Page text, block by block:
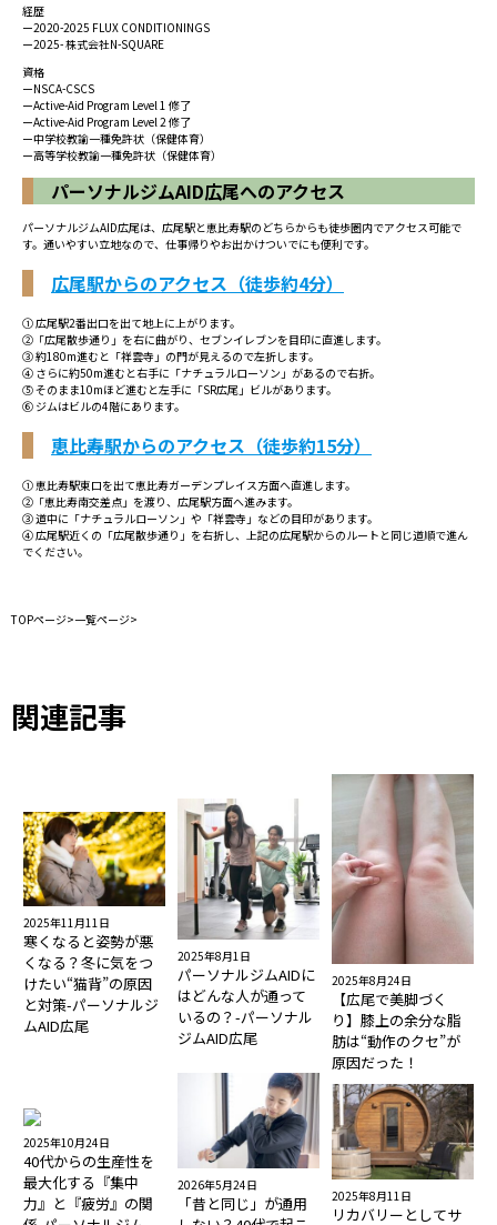
経歴
ー2020-2025 FLUX CONDITIONINGS
ー2025- 株式会社N-SQUARE
資格
ーNSCA-CSCS
ーActive-Aid Program Level 1 修了
ーActive-Aid Program Level 2 修了
ー中学校教諭一種免許状（保健体育）
ー高等学校教諭一種免許状（保健体育）
パーソナルジムAID広尾へのアクセス
パーソナルジムAID広尾は、広尾駅と恵比寿駅のどちらからも徒歩圏内でアクセス可能で
す。通いやすい立地なので、仕事帰りやお出かけついでにも便利です。
広尾駅からのアクセス（徒歩約4分）
① 広尾駅2番出口を出て地上に上がります。
②「広尾散歩通り」を右に曲がり、セブンイレブンを目印に直進します。
③ 約180m進むと「祥雲寺」の門が見えるので左折します。
④ さらに約50m進むと右手に「ナチュラルローソン」があるので右折。
⑤ そのまま10mほど進むと左手に「SR広尾」ビルがあります。
⑥ ジムはビルの4階にあります。
恵比寿駅からのアクセス（徒歩約15分）
① 恵比寿駅東口を出て恵比寿ガーデンプレイス方面へ直進します。
②「恵比寿南交差点」を渡り、広尾駅方面へ進みます。
③ 道中に「ナチュラルローソン」や「祥雲寺」などの目印があります。
④ 広尾駅近くの「広尾散歩通り」を右折し、上記の広尾駅からのルートと同じ道順で進ん
でください。
TOPページ>一覧ページ>
関連記事
2025年11月11日
寒くなると姿勢が悪
くなる？冬に気をつ
けたい“猫背”の原因
と対策-パーソナルジ
ムAID広尾
2025年8月1日
パーソナルジムAIDに
はどんな人が通って
いるの？-パーソナル
ジムAID広尾
2025年8月24日
【広尾で美脚づく
り】膝上の余分な脂
肪は“動作のクセ”が
原因だった！
2025年10月24日
40代からの生産性を
最大化する『集中
力』と『疲労』の関
2026年5月24日
「昔と同じ」が通用
2025年8月11日
リカバリーとしてサ